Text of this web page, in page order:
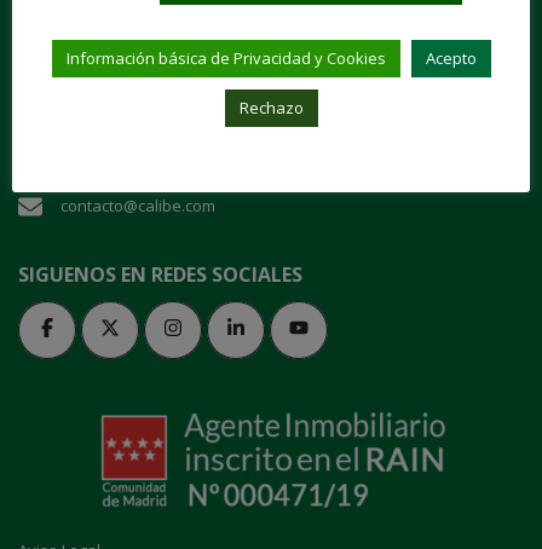
Plaza de San Juan de la Cruz, 1 28003 Madrid
contacto@calibe.com
SIGUENOS EN REDES SOCIALES
Información básica de Privacidad y Cookies Acepto
Rechazo